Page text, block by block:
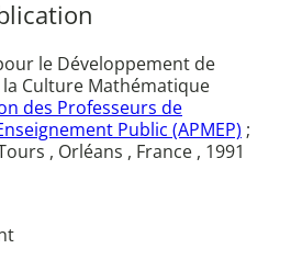
le Développement de
Culture Mathématique
des Professeurs de
Public (APMEP) ;
, Orléans , France , 1991